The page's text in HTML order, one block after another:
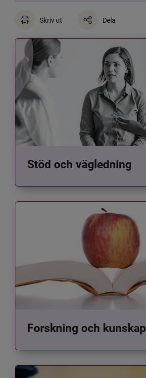
Skriv ut Dela
Stöd och vägledning
Forskning och kunskap